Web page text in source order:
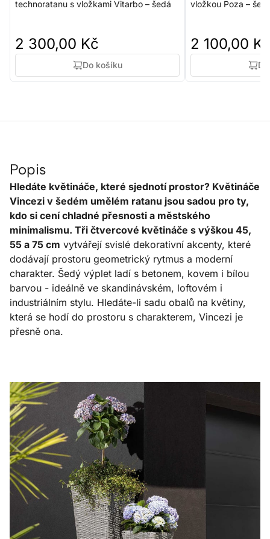
technoratanu s vložkami Vitarbo – šedá
2 300,00 Kč
Do košíku
vložkou Poza –
2 100,00
Popis
Hledáte květináče, které sjednotí prostor? Květináče
Vincezi v šedém umělém ratanu jsou sadou pro ty,
kdo si cení chladné přesnosti a městského
minimalismu. Tři čtvercové květináče s výškou 45,
55 a 75 cm vytvářejí svislé dekorativní akcenty, které
dodávají prostoru geometrický rytmus a moderní
charakter. Šedý výplet ladí s betonem, kovem i bílou
barvou - ideálně ve skandinávském, loftovém i
industriálním stylu. Hledáte-li sadu obalů na květiny,
která se hodí do prostoru s charakterem, Vincezi je
přesně ona.